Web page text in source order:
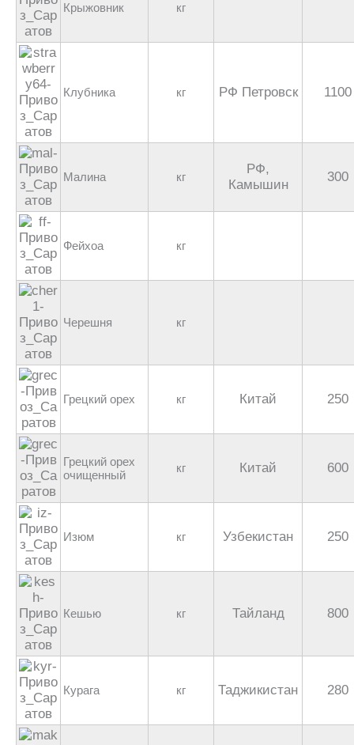
Крыжовник кг
Клубника кг РФ Петровск 1100
Малина кг
РФ,
Камышин
300
Фейхоа кг
Черешня кг
Грецкий орех кг Китай 250
Грецкий орех
очищенный
кг Китай 600
Изюм кг Узбекистан 250
Кешью кг Тайланд 800
Курага кг Таджикистан 280